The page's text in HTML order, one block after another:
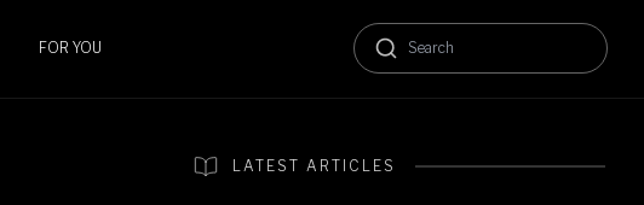
FOR YOU
LATEST ARTICLES